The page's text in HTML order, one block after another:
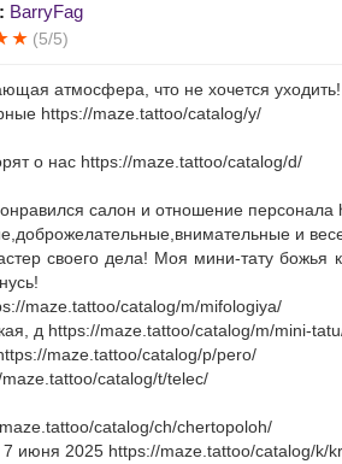
BarryFag
(5/5)
атмосфера, что не хочется
https://maze.tattoo/catalog/y/
о нас https://maze.tattoo/catalog/d/
салон и отношение
и
своего дела! Моя мини-тату божья
maze.tattoo/catalog/m/mifologiya/
д https://maze.tattoo/catalog/m/mini-
maze.tattoo/catalog/p/pero/
catalog/t/telec/
catalog/ch/chertopoloh/
июня 2025 https://maze.tattoo/catalog/k/